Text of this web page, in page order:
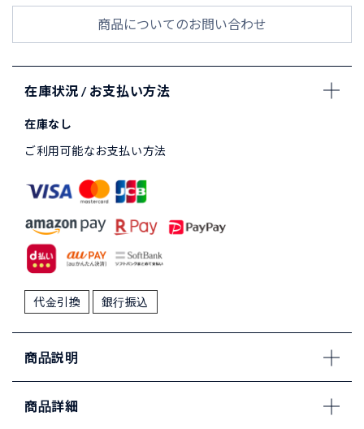
商品についてのお問い合わせ
在庫状況 / お支払い方法
在庫なし
ご利用可能なお支払い方法
代金引換 銀行振込
商品説明
商品詳細